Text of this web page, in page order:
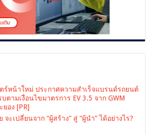
ร์หน้าใหม่ ประกาศความสำเร็จแบรนด์รถยนต์
ตามเงื่อนไขมาตรการ EV 3.5 จาก GWM
ยอง [PR]
ะเปลี่ยนจาก “ผู้สร้าง” สู่ “ผู้นำ” ได้อย่างไร?